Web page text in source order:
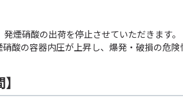
煙硝酸の出荷を停止させていただきます。
酸の容器内圧が上昇し、爆発・破損の危